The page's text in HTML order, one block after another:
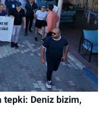
tepki: Deniz bizim,